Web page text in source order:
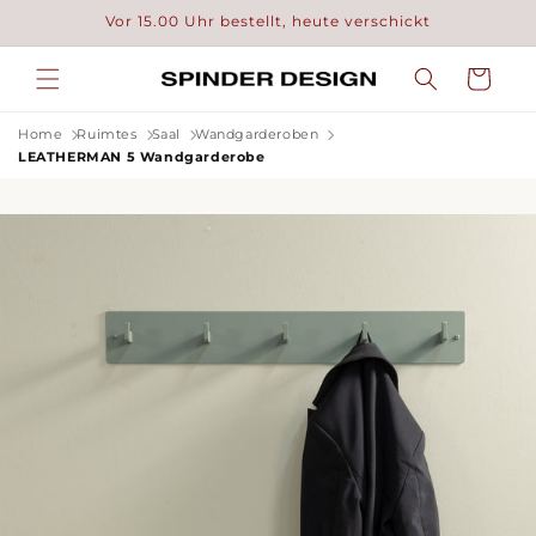
Inhalt
Vor 15.00 Uhr bestellt, heute verschickt
Warenkorb
Home Ruimtes Saal
Wandgarderoben
LEATHERMAN 5 Wandgarderobe